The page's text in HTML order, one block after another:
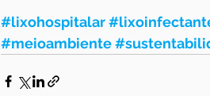
#lixohospitalar
#meioambiente